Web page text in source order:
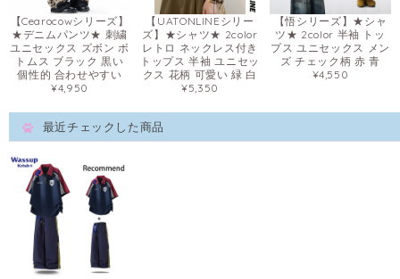
【Cearocowシリーズ】
★デニムパンツ★ 刺繍
ユニセックス ズボン ボ
トムス ブラック 黒い
個性的 合わせやすい
¥4,950
【UATONLINEシリー
ズ】★シャツ★ 2color
レトロ ネックレス付き
トップス 半袖 ユニセッ
クス 花柄 可愛い 緑 白
¥5,350
【悟シリーズ】★シャ
ツ★ 2color 半袖 トッ
プス ユニセックス メン
ズ チェック柄 赤 青
¥4,550
最近チェックした商品